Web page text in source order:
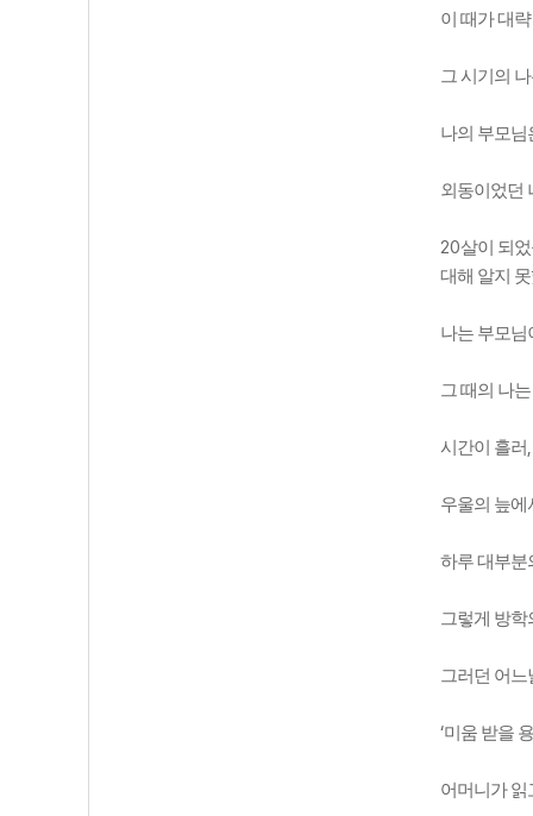
이 때가 대략
그 시기의
나의 부모님
외동이었던
20살이 되
대해 알지
나는 부모님
그 때의 나
시간이 흘러
우울의 늪에
하루 대부분
그렇게 방
그러던 어
‘미움 받을
어머니가 읽